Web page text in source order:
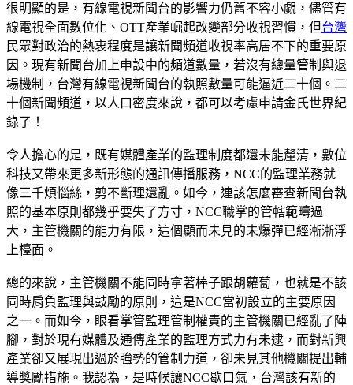
很明顯的是，有線電視新聞台的影響力仍舊不容小覷，儘管有
線電視全面數位化、OTT產業崛起改變部分收視習慣，但台灣
民眾對政治的熱衷程度是讓新聞頻道收視率高居不下的重要原
因。現有新聞台加上申設中的頻道數量，若沒有總量管制與退
場機制，台灣有線電視新聞台的執照數量可能逼近二十個。二
十個新聞頻道，以人口密度來說，都可以考慮申請金氏世界紀
錄了！
令人擔心的是，既有媒體產業的監理制度都還未能釐清，數位
科技又帶來更多新形態的通訊傳播服務，NCC的監理業務就
像三千煩惱絲，剪不斷理還亂。如今，連該怎麼審查新聞台執
照的基本原則都幾乎要失了方寸，NCC職掌的管轄範疇過
大，主管機關的能力有限，這個顯而未見的未爆彈已經漸漸浮
上檯面。
總的來說，主管機關不能同時拿著棒子跟胡蘿蔔，也就是不該
同時肩負監理與鼓勵的原則，這是NCC當初設立的主要原因
之一。而如今，眼看掌管監理管制權責的主管機關已經亂了陣
腳，對於現有媒體及通傳產業的監理方式力有未逮，而對新興
產業卻又展現出過於強勢的管制力道，卻未見其他機關提出輔
導獎勵措施。我認為，是時候讓NCC歇口氣，台灣該有新的